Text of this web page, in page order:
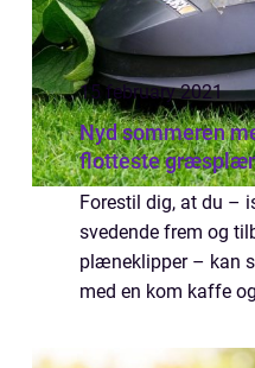
15 february 2021
Nyd sommeren
flotteste
Forestil dig, at du –
svedende frem og
plæneklipper – kan
med en kom kaffe
langt sjovere end